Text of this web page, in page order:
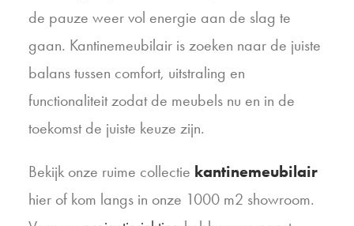
de pauze weer vol energie aan de slag te
gaan. Kantinemeubilair is zoeken naar de juiste
balans tussen comfort, uitstraling en
functionaliteit zodat de meubels nu en in de
toekomst de juiste keuze zijn.
Bekijk onze ruime collectie kantinemeubilair
hier of kom langs in onze 1000 m2 showroom.